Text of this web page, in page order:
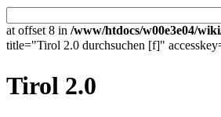
at offset 8 in /www/htdocs/w00e3e04/
title="Tirol 2.0 durchsuchen [f]"
Tirol 2.0